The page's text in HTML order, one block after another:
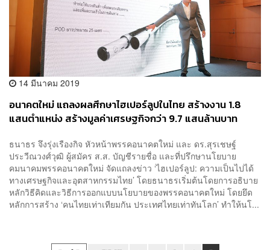
14 มีนาคม 2019
อนาคตใหม่ แถลงผลศึกษาไฮเปอร์ลูปในไทย สร้างงาน 1.8
แสนตำแหน่ง สร้างมูลค่าเศรษฐกิจกว่า 9.7 แสนล้านบาท
ธนาธร จึงรุ่งเรืองกิจ หัวหน้าพรรคอนาคตใหม่ และ ดร.สุรเชษฐ์
ประวีณวงศ์วุฒิ ผู้สมัคร ส.ส. บัญชีรายชื่อ และที่ปรึกษานโยบาย
คมนาคมพรรคอนาคตใหม่ จัดแถลงข่าว ‘ไฮเปอร์ลูป: ความเป็นไปได้
ทางเศรษฐกิจและอุตสาหกรรมไทย’ โดยธนาธรเริ่มต้นโดยการอธิบาย
หลักวิธีคิดและวิธีการออกแบบนโยบายของพรรคอนาคตใหม่ โดยยึด
หลักการสร้าง ‘คนไทยเท่าเทียมกัน ประเทศไทยเท่าทันโลก’ ทำให้นโ...